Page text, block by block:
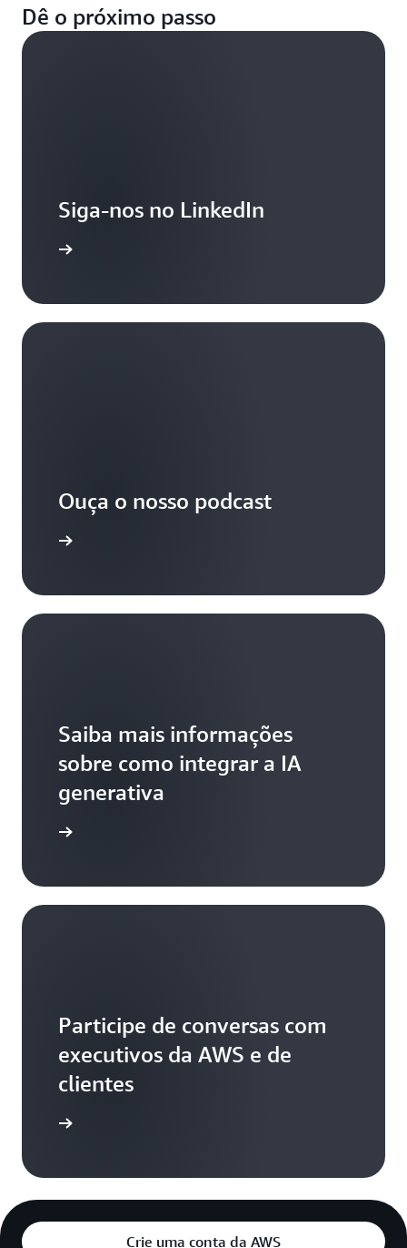
Dê o próximo passo
Siga-nos no LinkedIn
Ouça o nosso podcast
Saiba mais informações
sobre como integrar a IA
generativa
Participe de conversas com
executivos da AWS e de
clientes
Crie uma conta da AWS